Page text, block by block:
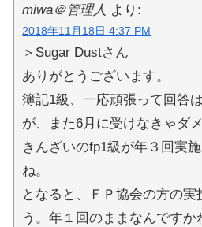
miwa＠管理人 より:
2018年11月18日 4:37 PM
＞Sugar Dustさん
ありがとうございます。
簿記1級、一応頑張って回答
が、また6月に受けなきゃダ
きんざいのfp1級が年３回実
ね。
となると、ＦＰ協会の方の実
う。年１回のままなんですか